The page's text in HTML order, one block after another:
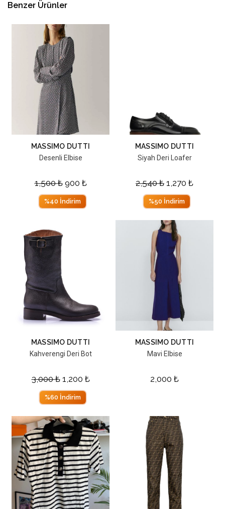
Benzer Ürünler
MASSIMO DUTTI
Desenli Elbise
1,500₺ 900 ₺
%40 İndirim
MASSIMO DUTTI
Siyah Deri Loafer
2,540₺ 1,270 ₺
%50 İndirim
MASSIMO DUTTI
Kahverengi Deri Bot
3,000₺ 1,200 ₺
%60 İndirim
MASSIMO DUTTI
Mavi Elbise
2,000 ₺